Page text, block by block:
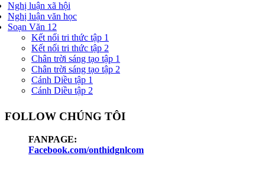
Nghị luận xã hội
Nghị luận văn học
Soạn Văn 12
Kết nối tri thức tập 1
Kết nối tri thức tập 2
Chân trời sáng tạo tập 1
Chân trời sáng tạo tập 2
Cánh Diều tập 1
Cánh Diều tập 2
FOLLOW CHÚNG TÔI
FANPAGE:
Facebook.com/onthidgnlcom